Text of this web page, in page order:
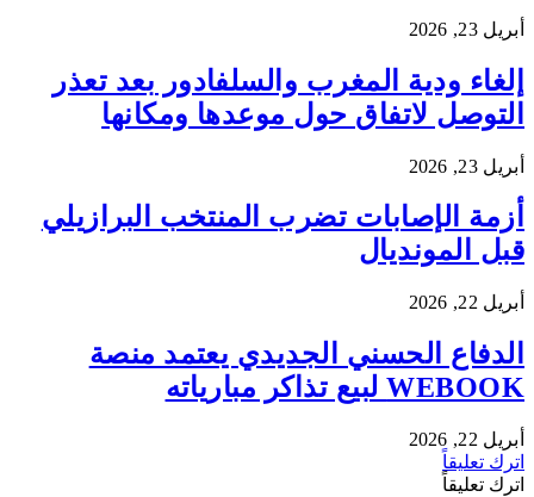
أبريل 23, 2026
إلغاء ودية المغرب والسلفادور بعد تعذر
التوصل لاتفاق حول موعدها ومكانها
أبريل 23, 2026
أزمة الإصابات تضرب المنتخب البرازيلي
قبل المونديال
أبريل 22, 2026
الدفاع الحسني الجديدي يعتمد منصة
WEBOOK لبيع تذاكر مبارياته
أبريل 22, 2026
اترك تعليقاً
اترك تعليقاً